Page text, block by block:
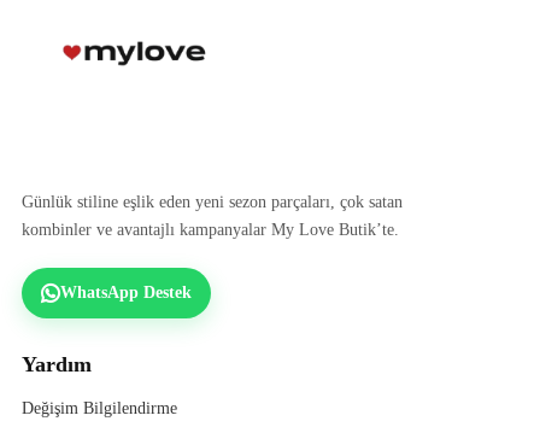
Günlük stiline eşlik eden yeni sezon parçaları, çok satan
kombinler ve avantajlı kampanyalar My Love Butik’te.
WhatsApp Destek
Yardım
Değişim Bilgilendirme